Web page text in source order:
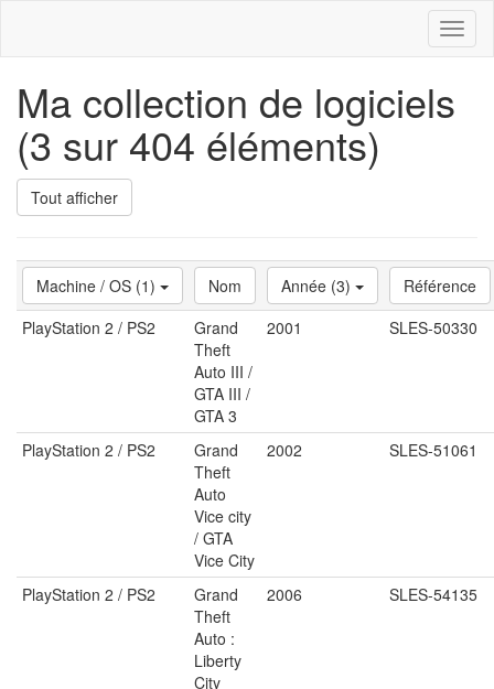
Ma collection de logiciels
(3 sur 404 éléments)
Tout afficher
Machine / OS (1) Nom Année (3)
Référence
PlayStation 2 / PS2
Grand
Theft
Auto III /
GTA III /
GTA 3
2001 SLES-50330
PlayStation 2 / PS2
Grand
Theft
Auto
Vice city
/ GTA
Vice City
2002 SLES-51061
PlayStation 2 / PS2
Grand
Theft
Auto :
Liberty
City
2006 SLES-54135